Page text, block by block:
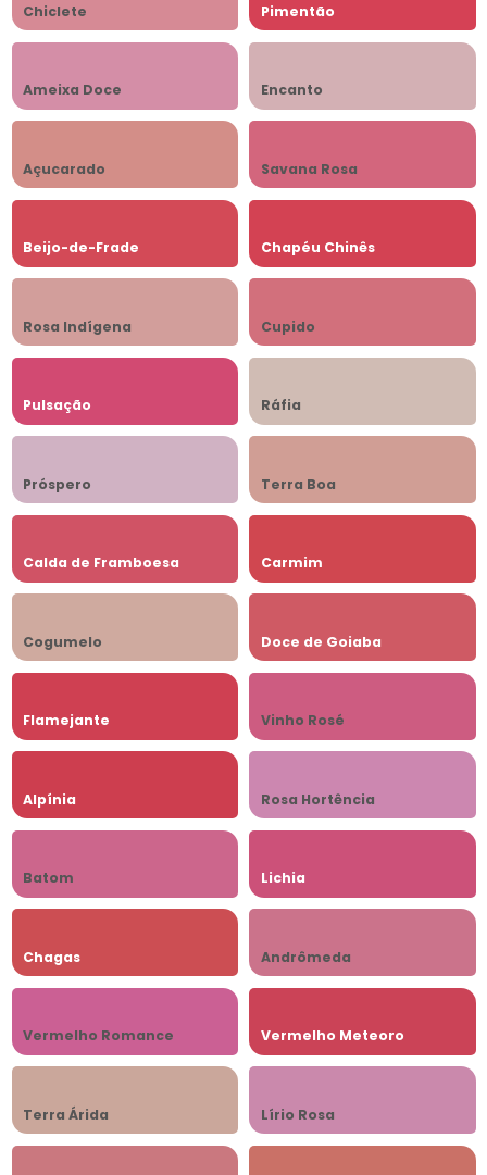
Chiclete Pimentão
Ameixa Doce Encanto
Açucarado Savana Rosa
Beijo-de-Frade Chapéu Chinês
Rosa Indígena Cupido
Pulsação Ráfia
Próspero Terra Boa
Calda de Framboesa Carmim
Cogumelo Doce de Goiaba
Flamejante Vinho Rosé
Alpínia Rosa Hortência
Batom Lichia
Chagas Andrômeda
Vermelho Romance Vermelho Meteoro
Terra Árida Lírio Rosa